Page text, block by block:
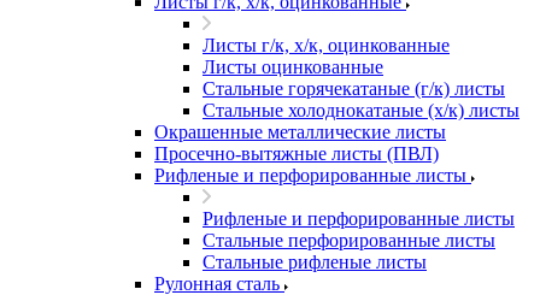
Листы г/к, х/к, оцинкованные
Листы оцинкованные
Стальные горячекатаные (г/к) листы
Стальные холоднокатаные (х/к) листы
Окрашенные металлические листы
Просечно-вытяжные листы (ПВЛ)
Рифленые и перфорированные листы
Рифленые и перфорированные листы
Стальные перфорированные листы
Стальные рифленые листы
Рулонная сталь